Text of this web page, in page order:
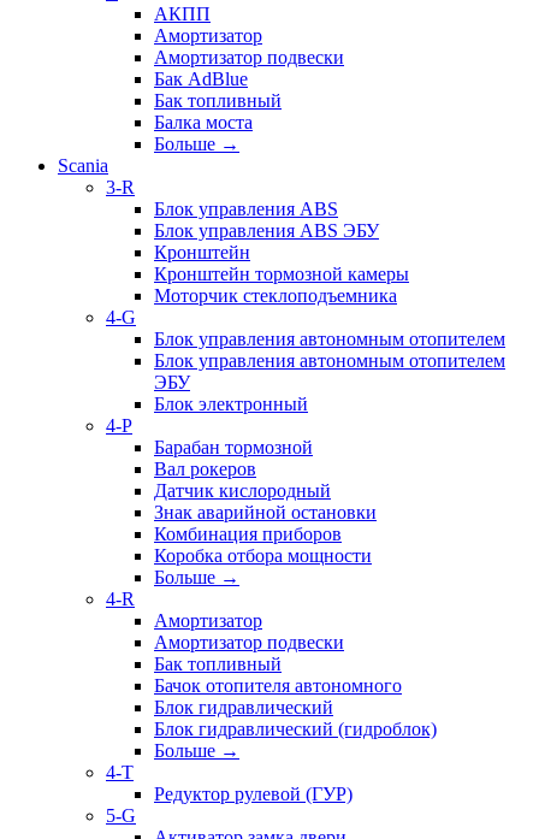
АКПП
Амортизатор
Амортизатор подвески
Бак AdBlue
Бак топливный
Балка моста
Больше →
Scania
3-R
Блок управления ABS
Блок управления ABS ЭБУ
Кронштейн
Кронштейн тормозной камеры
Моторчик стеклоподъемника
4-G
Блок управления автономным отопителем
Блок управления автономным отопителем
ЭБУ
Блок электронный
4-P
Барабан тормозной
Вал рокеров
Датчик кислородный
Знак аварийной остановки
Комбинация приборов
Коробка отбора мощности
Больше →
4-R
Амортизатор
Амортизатор подвески
Бак топливный
Бачок отопителя автономного
Блок гидравлический
Блок гидравлический (гидроблок)
Больше →
4-T
Редуктор рулевой (ГУР)
5-G